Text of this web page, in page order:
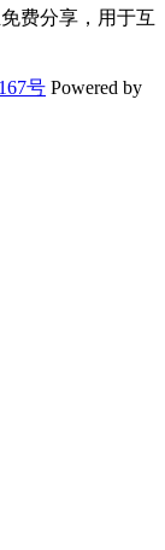
费分享，用于互
号 Powered by